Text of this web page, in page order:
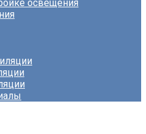
освещения